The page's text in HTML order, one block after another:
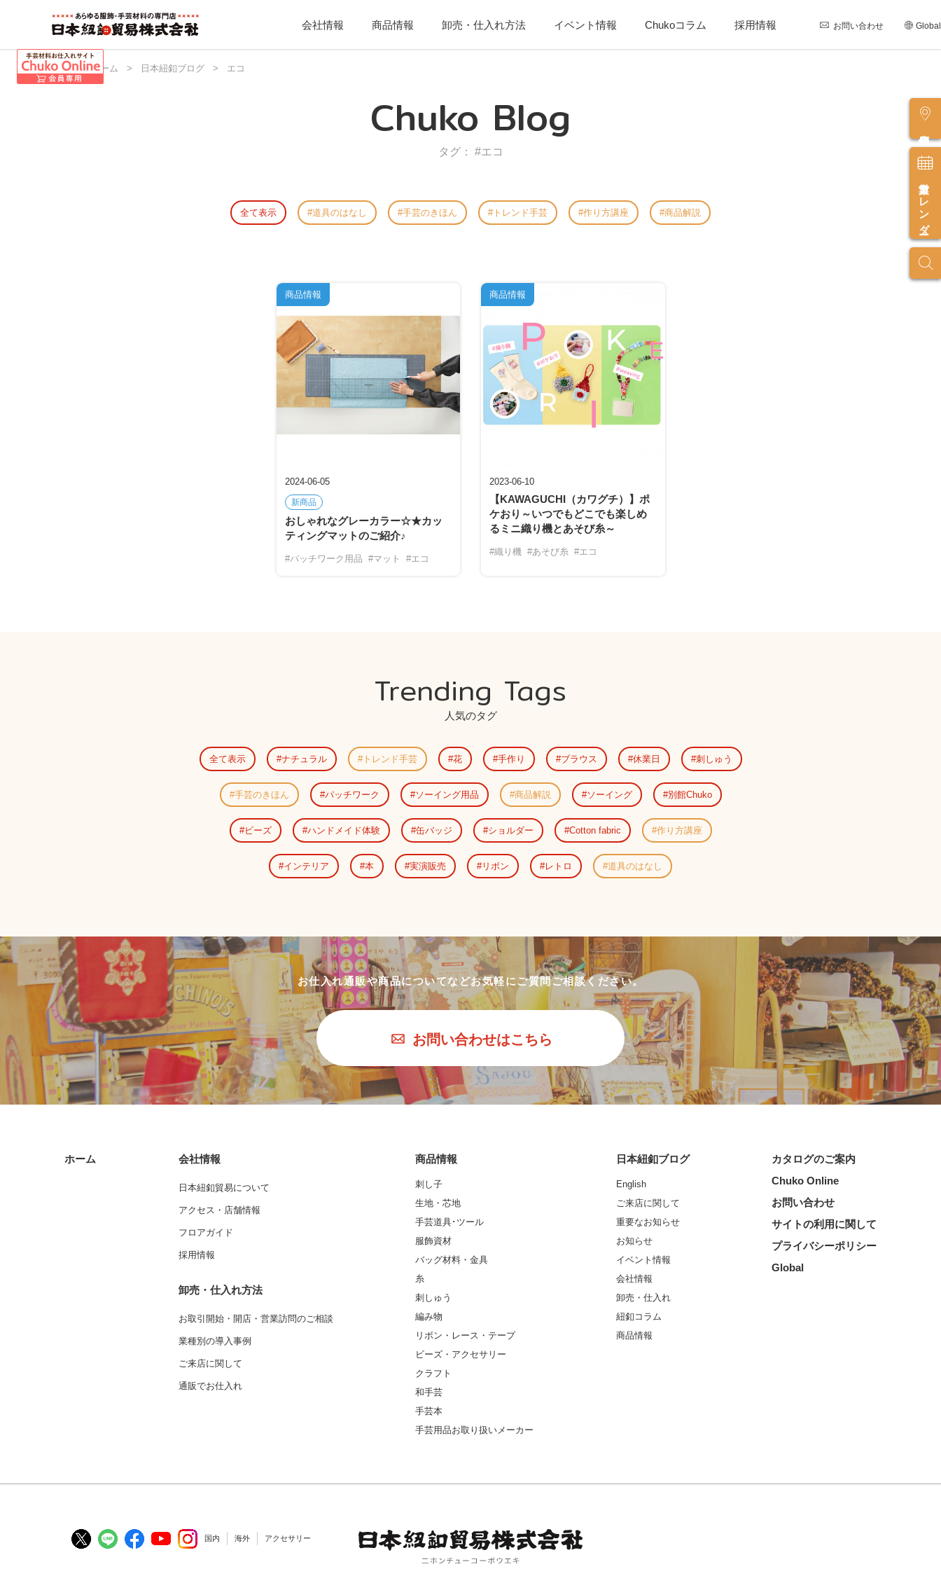
会社情報 商品情報 卸売・仕入れ方法 イベント情報 Chukoコラム 採用情報 お問い合わせ Global
営業カレンダー
日本紐釦 ホーム > 日本紐釦ブログ > エコ
Chuko Blog
タグ： #エコ
全て表示 道具のはなし 手芸のきほん トレンド手芸 作り方講座 商品解説
2024-06-05
新商品
おしゃれなグレーカラー☆★カッ
ティングマットのご紹介♪
#パッチワーク用品 #マット #エコ
商品情報
2023-06-10
【KAWAGUCHI（カワグチ）】ポ
ケおり～いつでもどこでも楽しめ
るミニ織り機とあそび糸～
#織り機 #あそび糸 #エコ
商品情報
Trending Tags
人気のタグ
全て表示 ナチュラル トレンド手芸 花 手作り ブラウス 休業日 刺しゅう
手芸のきほん パッチワーク ソーイング用品 商品解説 ソーイング 別館Chuko
ビーズ ハンドメイド体験 缶バッジ ショルダー Cotton fabric 作り方講座
インテリア 本 実演販売 リボン レトロ 道具のはなし
お仕入れ通販や商品についてなどお気軽にご質問ご相談ください。
お問い合わせはこちら
ホーム 会社情報
日本紐釦貿易について
アクセス・店舗情報
フロアガイド
採用情報
卸売・仕入れ方法
お取引開始・開店・営業訪問のご相談
業種別の導入事例
ご来店に関して
通販でお仕入れ
商品情報
刺し子
生地・芯地
手芸道具･ツール
服飾資材
バッグ材料・金具
糸
刺しゅう
編み物
リボン・レース・テープ
ビーズ・アクセサリー
クラフト
和手芸
手芸本
手芸用品お取り扱いメーカー
日本紐釦ブログ
English
ご来店に関して
重要なお知らせ
お知らせ
イベント情報
会社情報
卸売・仕入れ
紐釦コラム
商品情報
カタログのご案内
Chuko Online
お問い合わせ
サイトの利用に関して
プライバシーポリシー
Global
国内 海外 アクセサリー